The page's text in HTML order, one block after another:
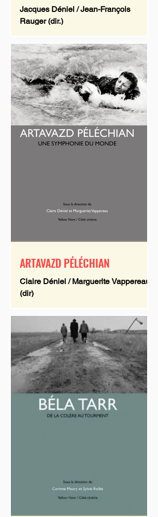
Jacques Déniel / Jean-François
Rauger (dir.)
ARTAVAZD PÉLÉCHIAN
Claire Déniel / Marguerite Vappereau
(dir)